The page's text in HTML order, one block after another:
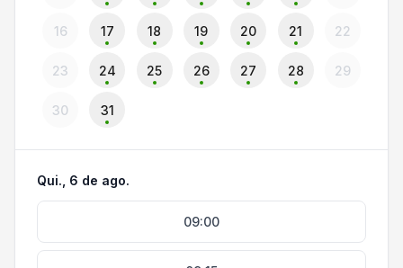
16 17 18 19 20 21 22
23 24 25 26 27 28 29
30 31
Qui., 6 de ago.
09:00